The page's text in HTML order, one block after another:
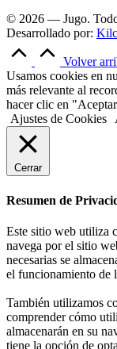
© 2026 — Jugo.
Desarrollado por:
Volver
Usamos cookies en
más relevante al
hacer clic en
Ajustes de Cookies
Cerrar
Resumen de
Este sitio web utiliza
navega por el sitio
necesarias se
el funcionamiento de
También utilizamos
comprender cómo
almacenarán en su
tiene la opción de